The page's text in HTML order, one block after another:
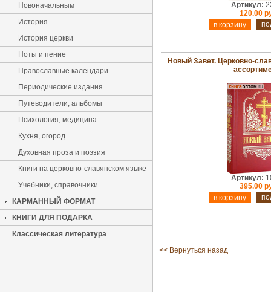
Новоначальным
История
История церкви
Ноты и пение
Православные календари
Периодические издания
Путеводители, альбомы
Психология, медицина
Кухня, огород
Духовная проза и поэзия
Книги на церковно-славянском языке
Учебники, справочники
КАРМАННЫЙ ФОРМАТ
КНИГИ ДЛЯ ПОДАРКА
Классическая литература
Артикул:
120.00
Новый Завет. Церковно-
Артикул:
395.00
<< Вернуться назад